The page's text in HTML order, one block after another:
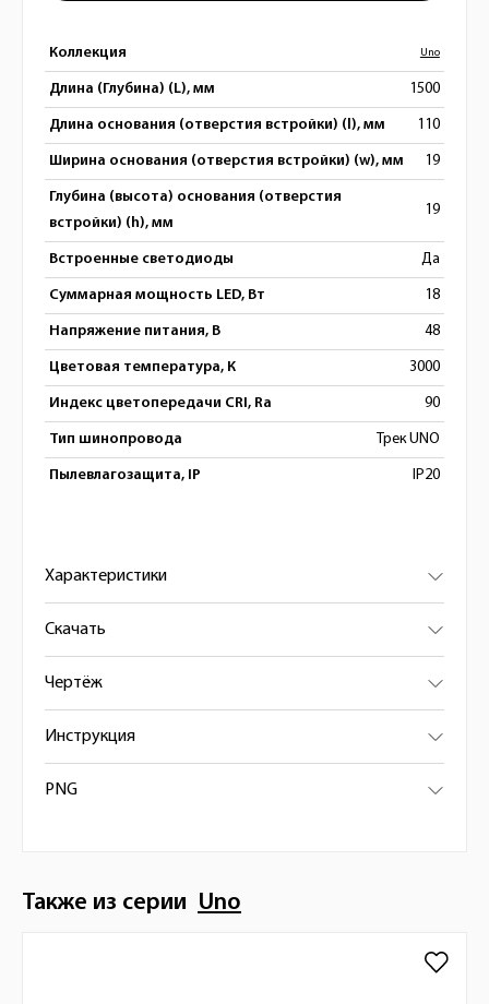
Коллекция Uno
Длина (Глубина) (L), мм 1500
Длина основания (отверстия встройки) (l), мм 110
Ширина основания (отверстия встройки) (w), мм 19
Глубина (высота) основания (отверстия
встройки) (h), мм
19
Встроенные светодиоды Да
Суммарная мощность LED, Вт 18
Напряжение питания, В 48
Цветовая температура, К 3000
Индекс цветопередачи CRI, Ra 90
Тип шинопровода Трек UNO
Пылевлагозащита, IP IP20
Характеристики
Скачать
Чертёж
Инструкция
PNG
Также из серии Uno